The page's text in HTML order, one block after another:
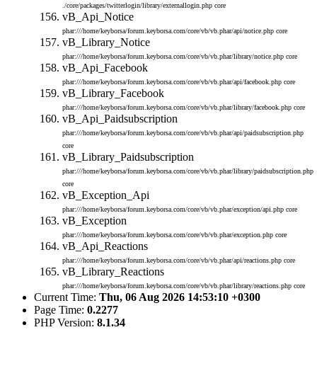
./core/packages/twitterlogin/library/externallogin.php core
vB_Api_Notice
phar:///home/keyborsa/forum.keyborsa.com/core/vb/vb.phar/api/notice.php core
vB_Library_Notice
phar:///home/keyborsa/forum.keyborsa.com/core/vb/vb.phar/library/notice.php core
vB_Api_Facebook
phar:///home/keyborsa/forum.keyborsa.com/core/vb/vb.phar/api/facebook.php core
vB_Library_Facebook
phar:///home/keyborsa/forum.keyborsa.com/core/vb/vb.phar/library/facebook.php core
vB_Api_Paidsubscription
phar:///home/keyborsa/forum.keyborsa.com/core/vb/vb.phar/api/paidsubscription.php
core
vB_Library_Paidsubscription
phar:///home/keyborsa/forum.keyborsa.com/core/vb/vb.phar/library/paidsubscription.php
core
vB_Exception_Api
phar:///home/keyborsa/forum.keyborsa.com/core/vb/vb.phar/exception/api.php core
vB_Exception
phar:///home/keyborsa/forum.keyborsa.com/core/vb/vb.phar/exception.php core
vB_Api_Reactions
phar:///home/keyborsa/forum.keyborsa.com/core/vb/vb.phar/api/reactions.php core
vB_Library_Reactions
phar:///home/keyborsa/forum.keyborsa.com/core/vb/vb.phar/library/reactions.php core
Current Time: Thu, 06 Aug 2026 14:53:10 +0300
Page Time: 0.2277
PHP Version: 8.1.34